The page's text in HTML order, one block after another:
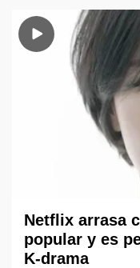
Netflix arrasa
popular y es
K-drama